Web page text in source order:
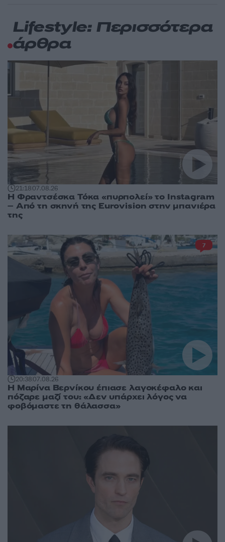
Lifestyle: Περισσότερα
άρθρα
21:1807.08.26
Η Φραντσέσκα Τόκα «πυρπολεί» το Instagram
– Από τη σκηνή της Eurovision στην μπανιέρα
της
20:3807.08.26
Η Μαρίνα Βερνίκου έπιασε λαγοκέφαλο και
πόζαρε μαζί του: «Δεν υπάρχει λόγος να
φοβόμαστε τη θάλασσα»
7